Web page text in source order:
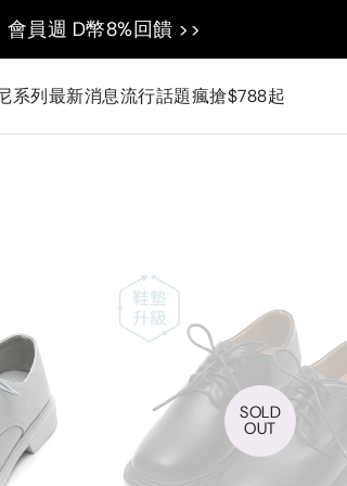
會員週 D幣8%回饋 >>
系列最新消息流行話題瘋搶$788起
SOLD
OUT